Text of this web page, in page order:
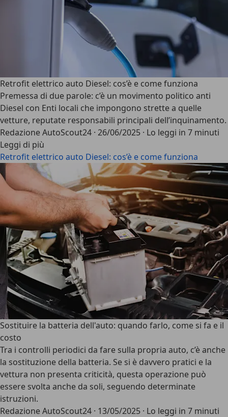
Retrofit elettrico auto Diesel: cos’è e come funziona
Premessa di due parole: c’è un movimento politico anti
Diesel con Enti locali che impongono strette a quelle
vetture, reputate responsabili principali dell’inquinamento.
Redazione AutoScout24 · 26/06/2025 · Lo leggi in 7 minuti
Leggi di più
Retrofit elettrico auto Diesel: cos’è e come funziona
Sostituire la batteria dell'auto: quando farlo, come si fa e il
costo
Tra i controlli periodici da fare sulla propria auto, c’è anche
la sostituzione della batteria. Se si è davvero pratici e la
vettura non presenta criticità, questa operazione può
essere svolta anche da soli, seguendo determinate
istruzioni.
Redazione AutoScout24 · 13/05/2025 · Lo leggi in 7 minuti